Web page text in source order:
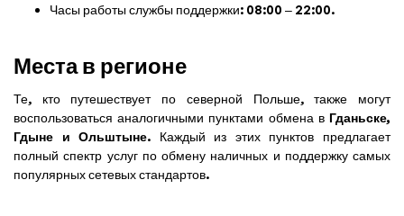
Часы работы службы поддержки: 08:00 – 22:00.
Места в регионе
Те, кто путешествует по северной Польше, также могут
воспользоваться аналогичными пунктами обмена в Гданьске,
Гдыне и Ольштыне. Каждый из этих пунктов предлагает
полный спектр услуг по обмену наличных и поддержку самых
популярных сетевых стандартов.